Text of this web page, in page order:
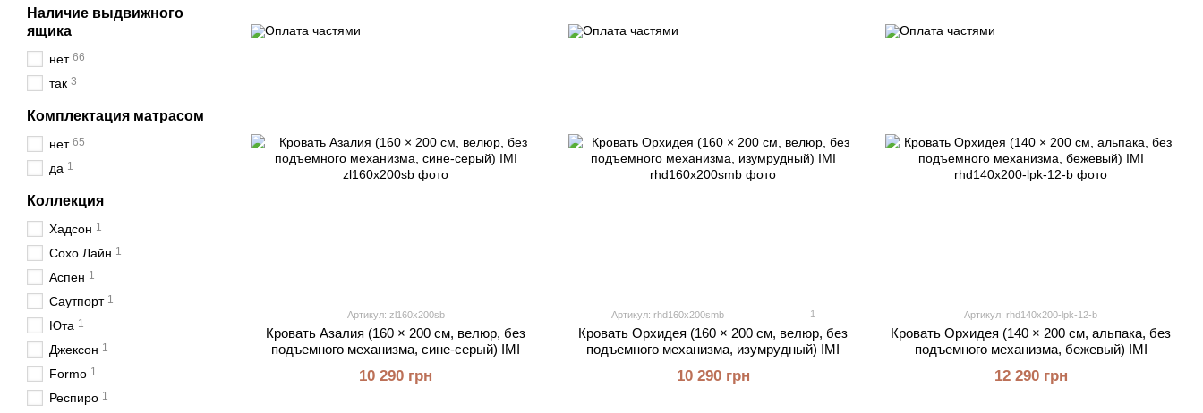
Артикул: zl160x200sb
Кровать Азалия (160 × 200 см, велюр, без
подъемного механизма, сине-серый) IMI
10 290 грн
Артикул: rhd160x200smb 1
Кровать Орхидея (160 × 200 см, велюр, без
подъемного механизма, изумрудный) IMI
10 290 грн
Артикул: rhd140x200-lpk-12-b
Кровать Орхидея (140 × 200 см, альпака, без
подъемного механизма, бежевый) IMI
12 290 грн
Наличие выдвижного
ящика
нет 66
так 3
Комплектация матрасом
нет 65
да 1
Коллекция
Хадсон 1
Сохо Лайн 1
Аспен 1
Саутпорт 1
Юта 1
Джексон 1
Formo 1
Респиро 1